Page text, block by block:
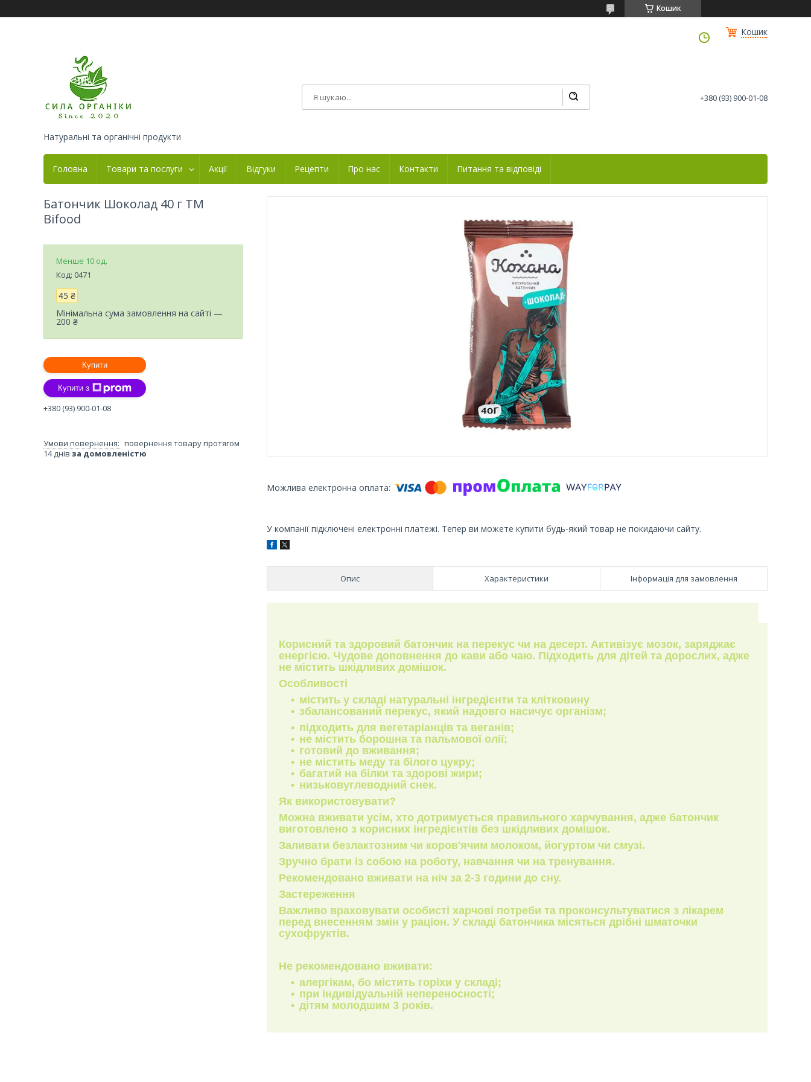
Кошик
Кошик
Натуральні та органічні продукти
+380 (93) 900-01-08
Головна Товари та послуги Акції Відгуки Рецепти Про нас Контакти Питання та відповіді
У компанії підключені електронні платежі. Тепер ви можете купити будь-який товар не покидаючи сайту.
Опис Характеристики Інформація для замовлення
Корисний та здоровий батончик на перекус чи на десерт. Активізує мозок, заряджає
енергією. Чудове доповнення до кави або чаю. Підходить для дітей та дорослих, адже
не містить шкідливих домішок.
Особливості
містить у складі натуральні інгредієнти та клітковину
збалансований перекус, який надовго насичує організм;
підходить для вегетаріанців та веганів;
не містить борошна та пальмової олії;
готовий до вживання;
не містить меду та білого цукру;
багатий на білки та здорові жири;
низьковуглеводний снек.
Як використовувати?
Можна вживати усім, хто дотримується правильного харчування, адже батончик
виготовлено з корисних інгредієнтів без шкідливих домішок.
Заливати безлактозним чи коров'ячим молоком, йогуртом чи смузі.
Зручно брати із собою на роботу, навчання чи на тренування.
Рекомендовано вживати на ніч за 2-3 години до сну.
Застереження
Важливо враховувати особисті харчові потреби та проконсультуватися з лікарем
перед внесенням змін у раціон. У складі батончика місяться дрібні шматочки
сухофруктів.
Не рекомендовано вживати:
алергікам, бо містить горіхи у складі;
при індивідуальній непереносності;
дітям молодшим 3 років.
Батончик Шоколад 40 г ТМ
Bifood
Менше 10 од.
Код: 0471
45 ₴
Мінімальна сума замовлення на сайті —
200 ₴
Купити
Купити з
+380 (93) 900-01-08
повернення товару протягом
14 днів за домовленістю